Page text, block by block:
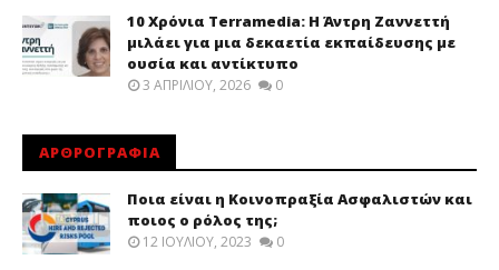
10 Χρόνια Terramedia: Η Άντρη Ζαννεττή
μιλάει για μια δεκαετία εκπαίδευσης με
ουσία και αντίκτυπο
3 ΑΠΡΙΛΊΟΥ, 2026 0
ΑΡΘΡΟΓΡΑΦΙΑ
Ποια είναι η Κοινοπραξία Ασφαλιστών και
ποιος ο ρόλος της;
12 ΙΟΥΛΊΟΥ, 2023 0